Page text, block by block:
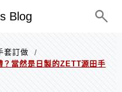
Blog
套訂做
/
？當然是日製的ZETT源田手